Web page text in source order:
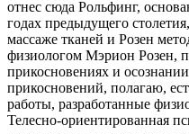
отнес сюда Рольфинг,
годах предыдущего
массаже тканей и Розен
физиологом Мэрион Розен,
прикосновениях и
прикосновений, полагаю,
работы, разработанные
Телесно-ориентированная